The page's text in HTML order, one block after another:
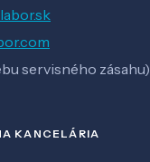
servisného zásahu)
KANCELÁRIA